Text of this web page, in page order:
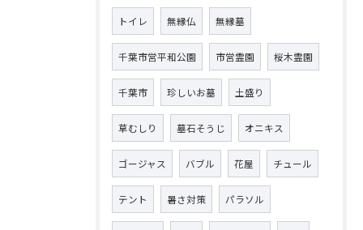
トイレ 無縁仏 無縁墓
千葉市営平和公園 市営霊園 桜木霊園
千葉市 珍しいお墓 土盛り
草むしり 墓石そうじ オニキス
ゴージャス バブル 花屋 チュール
テント 暑さ対策 パラソル